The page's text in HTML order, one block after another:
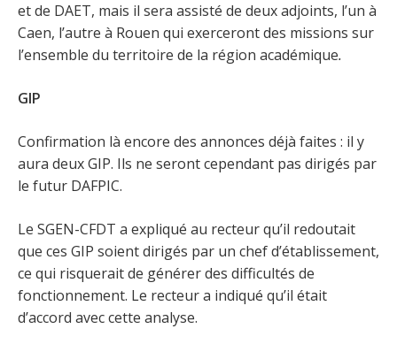
et de DAET, mais il sera assisté de deux adjoints, l’un à
Caen, l’autre à Rouen qui exerceront des missions sur
l’ensemble du territoire de la région académique.
GIP
Confirmation là encore des annonces déjà faites : il y
aura deux GIP. Ils ne seront cependant pas dirigés par
le futur DAFPIC.
Le SGEN-CFDT a expliqué au recteur qu’il redoutait
que ces GIP soient dirigés par un chef d’établissement,
ce qui risquerait de générer des difficultés de
fonctionnement. Le recteur a indiqué qu’il était
d’accord avec cette analyse.